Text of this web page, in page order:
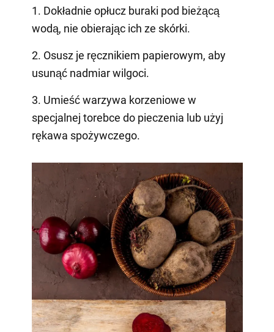
1. Dokładnie opłucz buraki pod bieżącą
wodą, nie obierając ich ze skórki.
2. Osusz je ręcznikiem papierowym, aby
usunąć nadmiar wilgoci.
3. Umieść warzywa korzeniowe w
specjalnej torebce do pieczenia lub użyj
rękawa spożywczego.